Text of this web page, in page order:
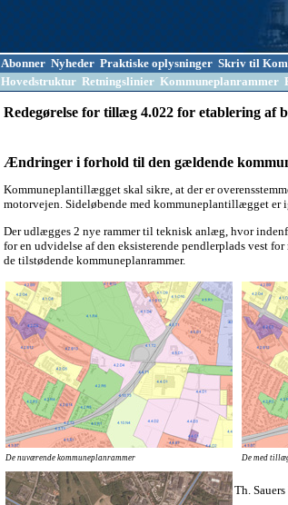
Abonner Nyheder Praktiske oplysninger Skriv til
Hovedstruktur Retningslinier Kommuneplanrammer
Redegørelse for tillæg 4.022 for etablering af
Ændringer i forhold til den gældende
Kommuneplantillægget skal sikre, at der er
motorvejen. Sideløbende med kommuneplantillægget
Der udlægges 2 nye rammer til teknisk anlæg, hvor
for en udvidelse af den eksisterende pendlerplads vest
de tilstødende kommuneplanrammer.
De nuværende kommuneplanrammer De med
Th.